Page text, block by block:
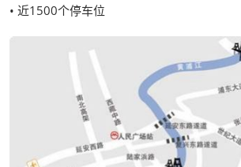
• 近1500个停车位